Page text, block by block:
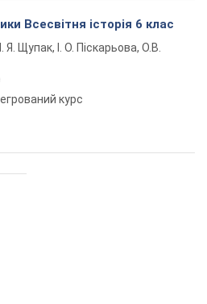
Всесвітня історія 6 клас
І. Я. Щупак, І. О. Піскарьова, О.В.
курс